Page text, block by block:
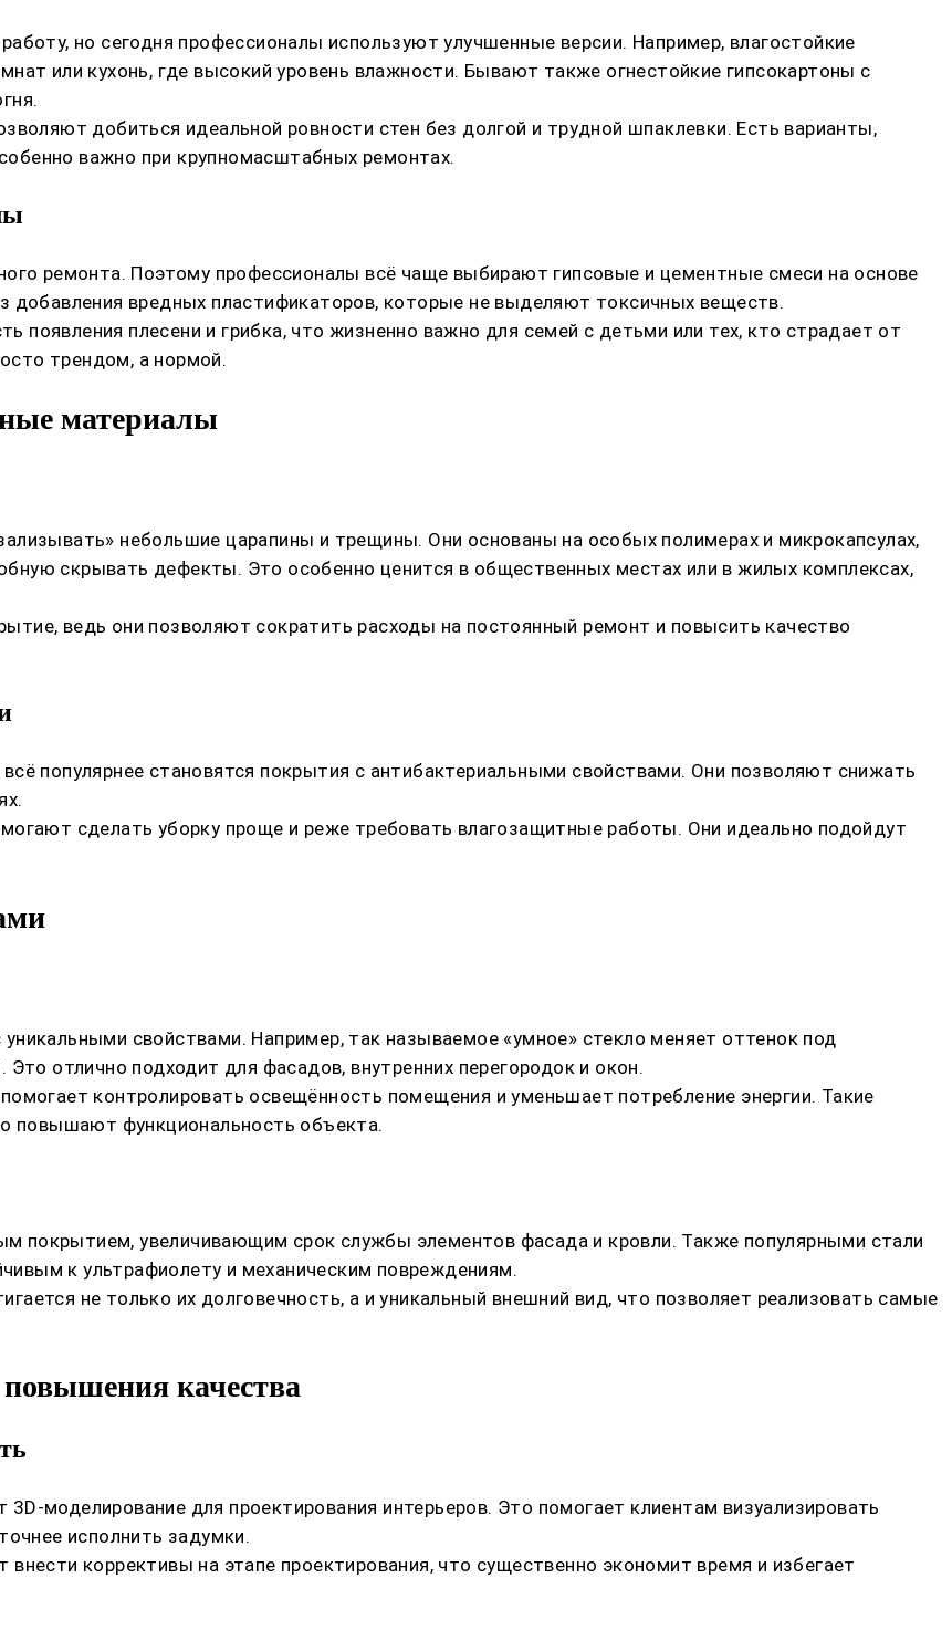
но сегодня профессионалы используют улучшенные версии. Например, влагостойкие
или кухонь, где высокий уровень влажности. Бывают также огнестойкие гипсокартоны с
добиться идеальной ровности стен без долгой и трудной шпаклевки. Есть варианты,
важно при крупномасштабных ремонтах.
ремонта. Поэтому профессионалы всё чаще выбирают гипсовые и цементные смеси на основе
добавления вредных пластификаторов, которые не выделяют токсичных веществ.
плесени и грибка, что жизненно важно для семей с детьми или тех, кто страдает от
трендом, а нормой.
материалы
небольшие царапины и трещины. Они основаны на особых полимерах и микрокапсулах,
скрывать дефекты. Это особенно ценится в общественных местах или в жилых комплексах,
ведь они позволяют сократить расходы на постоянный ремонт и повысить качество
популярнее становятся покрытия с антибактериальными свойствами. Они позволяют снижать
сделать уборку проще и реже требовать влагозащитные работы. Они идеально подойдут
свойствами. Например, так называемое «умное» стекло меняет оттенок под
отлично подходит для фасадов, внутренних перегородок и окон.
контролировать освещённость помещения и уменьшает потребление энергии. Такие
повышают функциональность объекта.
покрытием, увеличивающим срок службы элементов фасада и кровли. Также популярными стали
к ультрафиолету и механическим повреждениям.
не только их долговечность, а и уникальный внешний вид, что позволяет реализовать самые
качества
моделирование для проектирования интерьеров. Это помогает клиентам визуализировать
исполнить задумки.
коррективы на этапе проектирования, что существенно экономит время и избегает